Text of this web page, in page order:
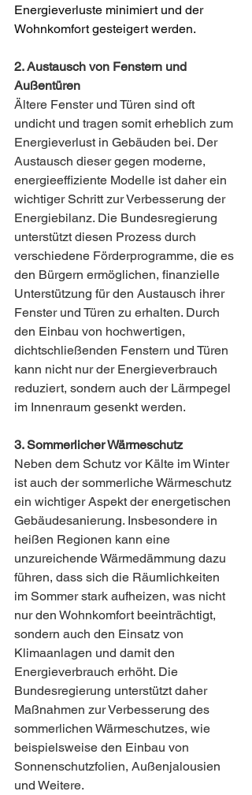
Energieverluste minimiert und der
Wohnkomfort gesteigert werden.
2. Austausch von Fenstern und
Außentüren
Ältere Fenster und Türen sind oft
undicht und tragen somit erheblich zum
Energieverlust in Gebäuden bei. Der
Austausch dieser gegen moderne,
energieeffiziente Modelle ist daher ein
wichtiger Schritt zur Verbesserung der
Energiebilanz. Die Bundesregierung
unterstützt diesen Prozess durch
verschiedene Förderprogramme, die es
den Bürgern ermöglichen, finanzielle
Unterstützung für den Austausch ihrer
Fenster und Türen zu erhalten. Durch
den Einbau von hochwertigen,
dichtschließenden Fenstern und Türen
kann nicht nur der Energieverbrauch
reduziert, sondern auch der Lärmpegel
im Innenraum gesenkt werden.
3. Sommerlicher Wärmeschutz
Neben dem Schutz vor Kälte im Winter
ist auch der sommerliche Wärmeschutz
ein wichtiger Aspekt der energetischen
Gebäudesanierung. Insbesondere in
heißen Regionen kann eine
unzureichende Wärmedämmung dazu
führen, dass sich die Räumlichkeiten
im Sommer stark aufheizen, was nicht
nur den Wohnkomfort beeinträchtigt,
sondern auch den Einsatz von
Klimaanlagen und damit den
Energieverbrauch erhöht. Die
Bundesregierung unterstützt daher
Maßnahmen zur Verbesserung des
sommerlichen Wärmeschutzes, wie
beispielsweise den Einbau von
Sonnenschutzfolien, Außenjalousien
und Weitere.